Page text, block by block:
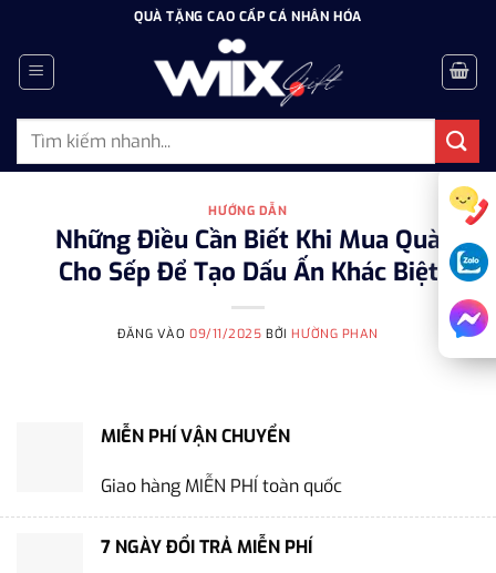
dung
QUÀ TẶNG CAO CẤP CÁ NHÂN HÓA
Tìm
HƯỚNG DẪN
Những Điều Cần Biết Khi Mua Quà
Cho Sếp Để Tạo Dấu Ấn Khác Biệt
ĐĂNG VÀO 09/11/2025 BỞIHƯỜNG PHAN
MIỄN PHÍ VẬN CHUYỂN
Giao hàng MIỄN PHÍ toàn quốc
7 NGÀY ĐỔI TRẢ MIỄN PHÍ